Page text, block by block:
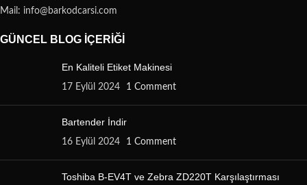
Mail: info@barkodcarsi.com
GÜNCEL BLOG İÇERIĞI
En Kaliteli Etiket Makinesi
17 Eylül 2024 1 Comment
Bartender İndir
16 Eylül 2024 1 Comment
Toshiba B-EV4T ve Zebra ZD220T Karşılaştırması